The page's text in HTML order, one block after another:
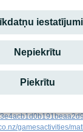
iestatījumi
Nepiekrītu
Piekrītu
lapas visos mācību
(angļu valodā)
mācību
games/
gamesactivities/